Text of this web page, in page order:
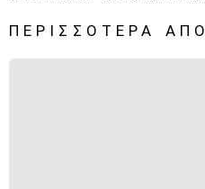
ΠΕΡΙΣΣΌΤΕΡΑ